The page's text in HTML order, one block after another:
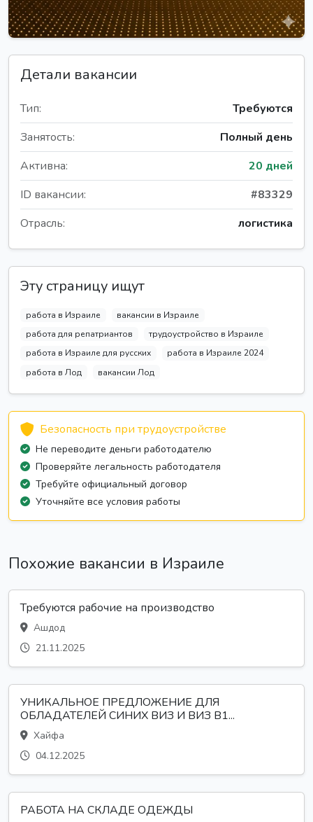
Детали вакансии
Тип:
Требуются
Занятость:
Полный день
Активна:
20 дней
ID вакансии:
#83329
Отрасль:
логистика
Эту страницу ищут
работа в Израиле
вакансии в Израиле
работа для репатриантов
трудоустройство в Израиле
работа в Израиле для русских
работа в Израиле 2024
работа в Лод
вакансии Лод
Безопасность при трудоустройстве
Не переводите деньги работодателю
Проверяйте легальность работодателя
Требуйте официальный договор
Уточняйте все условия работы
Похожие вакансии в Израиле
Требуются рабочие на производство
Ашдод
21.11.2025
УНИКАЛЬНОЕ ПРЕДЛОЖЕНИЕ ДЛЯ
ОБЛАДАТЕЛЕЙ СИНИХ ВИЗ И ВИЗ B1...
Хайфа
04.12.2025
РАБОТА НА СКЛАДЕ ОДЕЖДЫ